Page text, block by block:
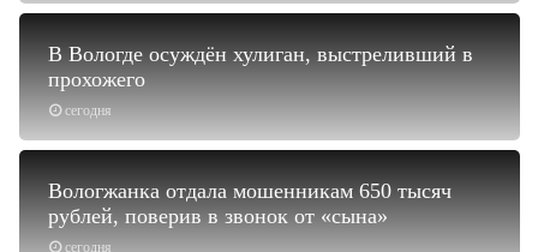
сегодня
В Вологде осуждён хулиган, выстреливший в
прохожего
сегодня
Вологжанка отдала мошенникам 650 тысяч
рублей, поверив в звонок от «сына»